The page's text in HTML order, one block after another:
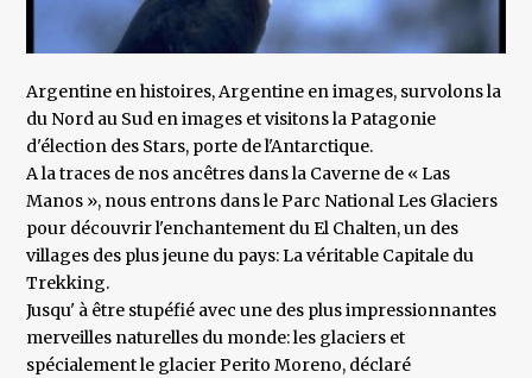
Argentine en histoires, Argentine en images, survolons la
du Nord au Sud en images et visitons la Patagonie
d'élection des Stars, porte de l'Antarctique.
A la traces de nos ancêtres dans la Caverne de « Las
Manos », nous entrons dans le Parc National Les Glaciers
pour découvrir l'enchantement du El Chalten, un des
villages des plus jeune du pays: La véritable Capitale du
Trekking.
Jusqu' à être stupéfié avec une des plus impressionnantes
merveilles naturelles du monde: les glaciers et
spécialement le glacier Perito Moreno, déclaré